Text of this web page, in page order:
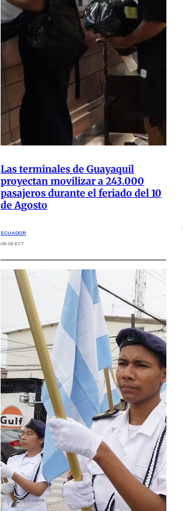
Las terminales de Guayaquil
proyectan movilizar a 243.000
pasajeros durante el feriado del 10
de Agosto
ECUADOR
08:09 ECT